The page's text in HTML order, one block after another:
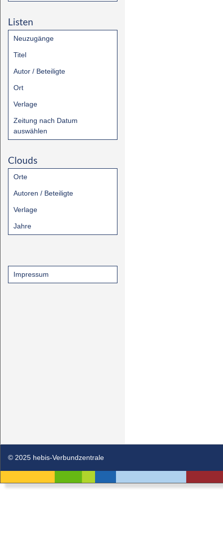
Listen
Neuzugänge
Titel
Autor / Beteiligte
Ort
Verlage
Zeitung nach Datum
auswählen
Clouds
Orte
Autoren / Beteiligte
Verlage
Jahre
Impressum
© 2025 hebis-Verbundzentrale